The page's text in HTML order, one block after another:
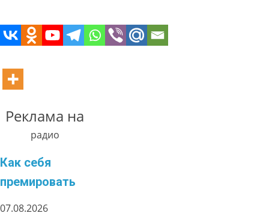
Реклама на
радио
Как себя
премировать
07.08.2026